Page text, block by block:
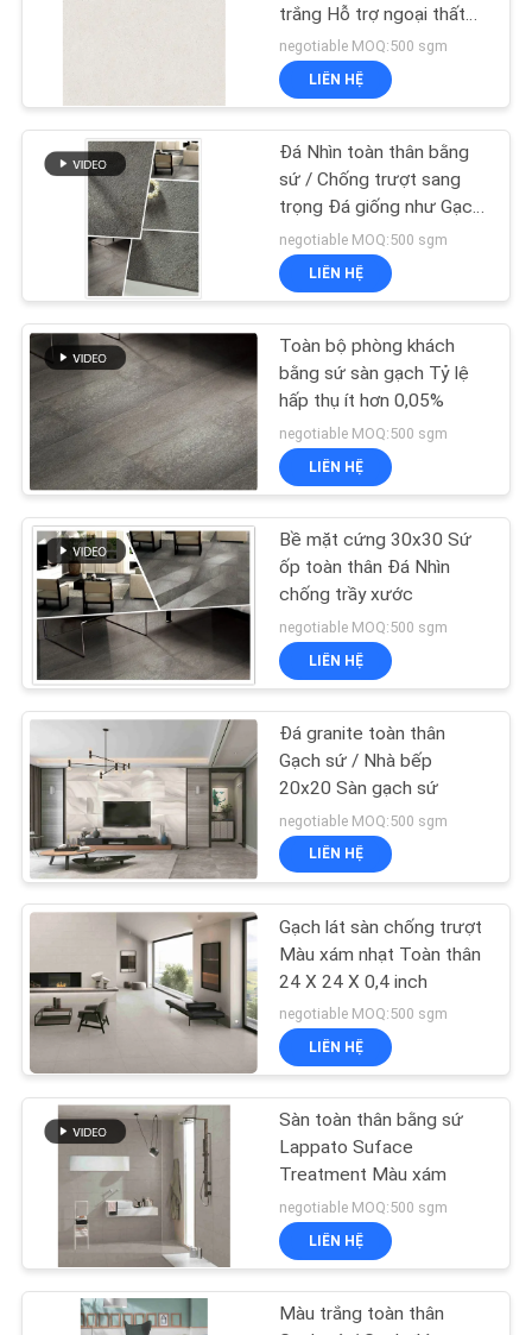
LIÊN
CHÚNG
TÔI
YÊU
CẦU
ĐẶT
GIÁ
SƠ
ĐỒ
TRANG
WEB
CHÍNH
SÁCH
BẢO
MẬT
Gạch nhìn sứ
Gạch sứ hiệu ứng gỗ
29
Thảm sứ
19
Xi măng Nhìn sứ
Ngói sứ 24x24
trắng Hỗ trợ ngoại thất
Nội thất
negotiable MOQ:500 sgm
LIÊN HỆ
Đá Nhìn toàn thân bằng
sứ / Chống trượt sang
trọng Đá giống như Gạch
sứ
negotiable MOQ:500 sgm
LIÊN HỆ
Toàn bộ phòng khách
bằng sứ sàn gạch Tỷ lệ
hấp thụ ít hơn 0,05%
negotiable MOQ:500 sgm
LIÊN HỆ
Bề mặt cứng 30x30 Sứ
ốp toàn thân Đá Nhìn
chống trầy xước
negotiable MOQ:500 sgm
LIÊN HỆ
Đá granite toàn thân
Gạch sứ / Nhà bếp
20x20 Sàn gạch sứ
negotiable MOQ:500 sgm
LIÊN HỆ
Gạch lát sàn chống trượt
Màu xám nhạt Toàn thân
24 X 24 X 0,4 inch
negotiable MOQ:500 sgm
LIÊN HỆ
Sàn toàn thân bằng sứ
Lappato Suface
Treatment Màu xám
negotiable MOQ:500 sgm
LIÊN HỆ
Màu trắng toàn thân